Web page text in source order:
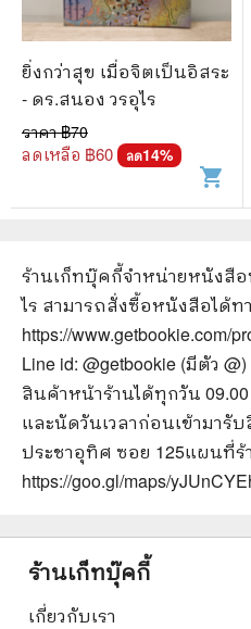
ยิ่งกว่าสุข เมื่อจิตเป็นอิสระ
- ดร.สนอง วรอุไร
ราคา ฿70
ลดเหลือ ฿60 ลด14%
shopping_cart
ร้านเก็ทบุ๊คกี้จำหน่ายหนังสือ
ไร สามารถสั่งซื้อหนังสือได้ท
https://www.getbookie.com/
Line id: @getbookie (มีตัว
สินค้าหน้าร้านได้ทุกวัน
และนัดวันเวลาก่อนเข้ามารั
ประชาอุทิศ ซอย 125แผนที่ร้
https://goo.gl/maps/
ร้านเก็ทบุ๊คกี้
เกี่ยวกับเรา